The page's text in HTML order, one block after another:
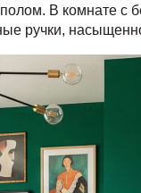
В комнате с
ручки,